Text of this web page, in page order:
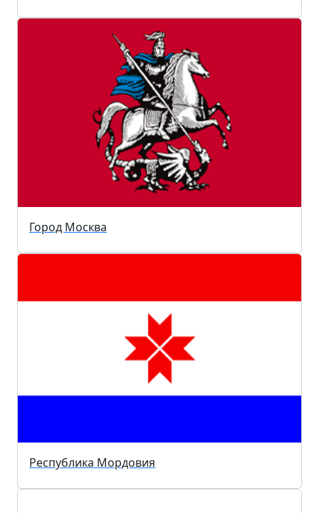
Город Москва
Республика Мордовия